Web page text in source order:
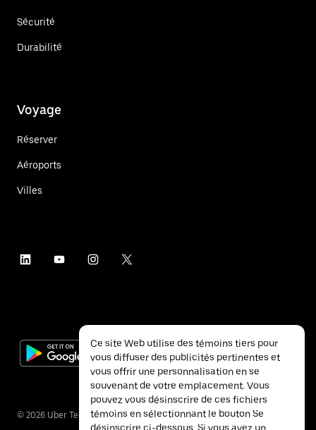
Sécurité
Durabilité
Voyage
Réserver
Aéroports
Villes
© 2026 Uber Technologies inc.
Ce site Web utilise des témoins tiers pour
vous diffuser des publicités pertinentes et
vous offrir une personnalisation en se
souvenant de votre emplacement. Vous
pouvez vous désinscrire de ces fichiers
témoins en sélectionnant le bouton Se